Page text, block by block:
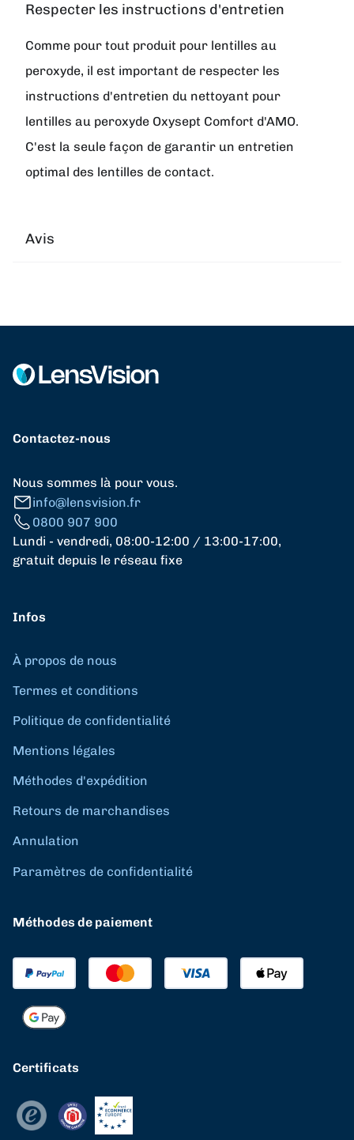
Respecter les instructions d'entretien
Comme pour tout produit pour lentilles au
peroxyde, il est important de respecter les
instructions d'entretien du nettoyant pour
lentilles au peroxyde Oxysept Comfort d'AMO.
C'est la seule façon de garantir un entretien
optimal des lentilles de contact.
Avis
Contactez-nous
Nous sommes là pour vous.
info@lensvision.fr
0800 907 900
Lundi - vendredi, 08:00-12:00 / 13:00-17:00,
gratuit depuis le réseau fixe
Infos
À propos de nous
Termes et conditions
Politique de confidentialité
Mentions légales
Méthodes d'expédition
Retours de marchandises
Annulation
Paramètres de confidentialité
Méthodes de paiement
Certificats